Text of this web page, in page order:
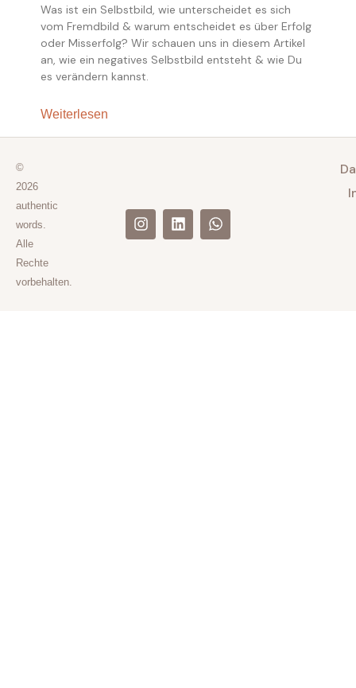
Was ist ein Selbstbild, wie unterscheidet es sich
vom Fremdbild & warum entscheidet es über Erfolg
oder Misserfolg? Wir schauen uns in diesem Artikel
an, wie ein negatives Selbstbild entsteht & wie Du
es verändern kannst.
Weiterlesen
©
2026
authentic
words.
Alle
Rechte
vorbehalten.